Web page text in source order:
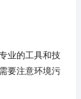
业的工具和技
要注意环境污